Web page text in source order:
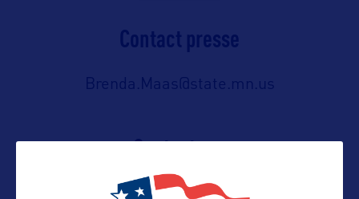
Contact presse
Brenda.Maas@state.mn.us
Contact pro
Brenda.Maas@state.mn.us